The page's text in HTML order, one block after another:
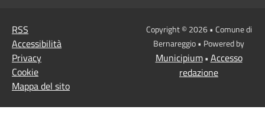
RSS
Accessibilità
Privacy
Cookie
Mappa del sito
Copyright © 2026 • Comune di
Bernareggio • Powered by
Municipium• Accesso
redazione